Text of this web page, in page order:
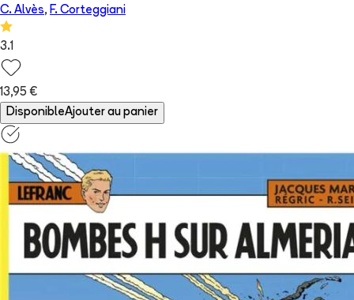
C. Alvès, F. Corteggiani
3.1
13,95 €
DisponibleAjouter au panier